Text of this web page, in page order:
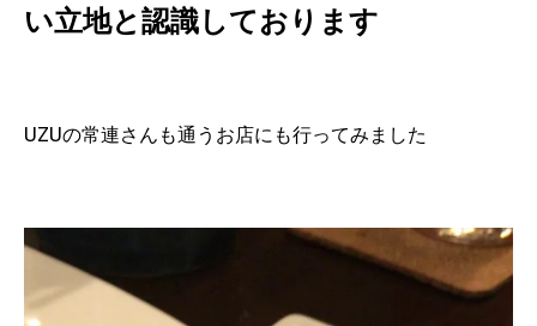
い立地と認識しております
UZUの常連さんも通うお店にも行ってみました